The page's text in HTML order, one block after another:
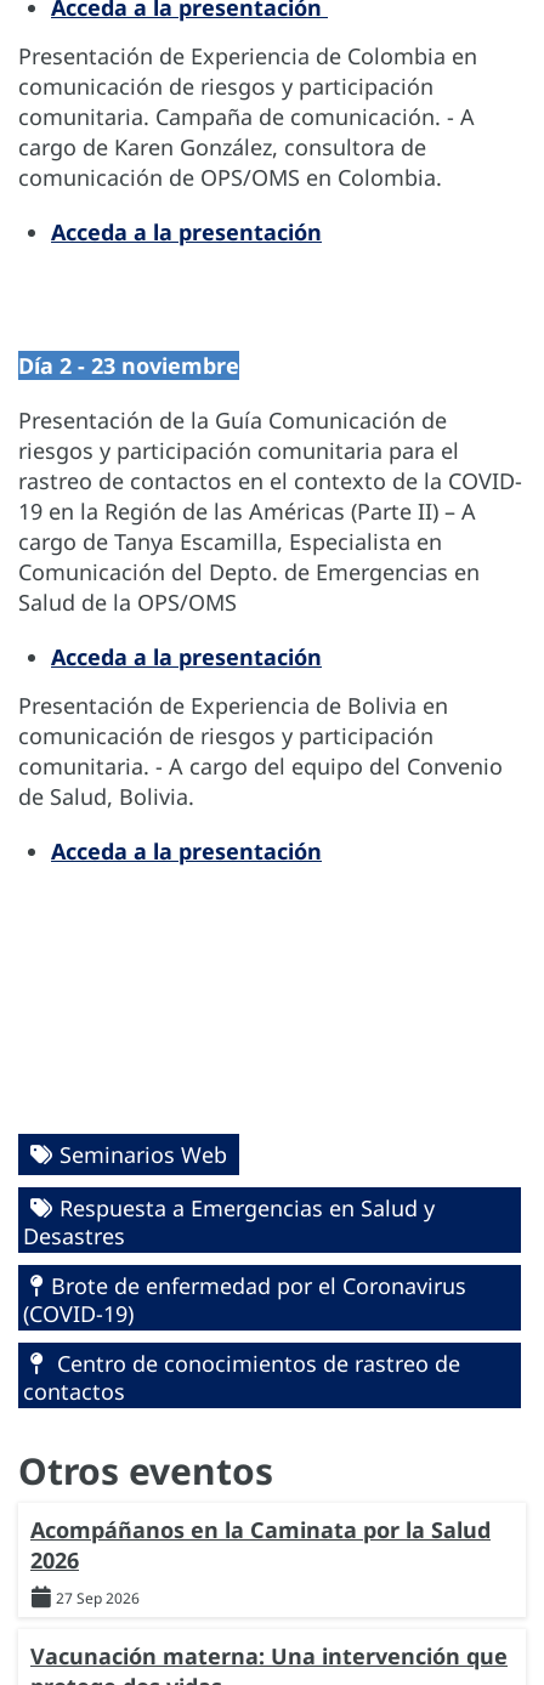
Acceda a la presentación
Presentación de Experiencia de Colombia en
comunicación de riesgos y participación
comunitaria. Campaña de comunicación. - A
cargo de Karen González, consultora de
comunicación de OPS/OMS en Colombia.
Acceda a la presentación
Día 2 - 23 noviembre
Presentación de la Guía Comunicación de
riesgos y participación comunitaria para el
rastreo de contactos en el contexto de la COVID-
19 en la Región de las Américas (Parte II) – A
cargo de Tanya Escamilla, Especialista en
Comunicación del Depto. de Emergencias en
Salud de la OPS/OMS
Acceda a la presentación
Presentación de Experiencia de Bolivia en
comunicación de riesgos y participación
comunitaria. - A cargo del equipo del Convenio
de Salud, Bolivia.
Acceda a la presentación
Seminarios Web
Respuesta a Emergencias en Salud y
Desastres
Brote de enfermedad por el Coronavirus
(COVID-19)
Centro de conocimientos de rastreo de
contactos
Otros eventos
Acompáñanos en la Caminata por la Salud
2026
27 Sep 2026
Vacunación materna: Una intervención que